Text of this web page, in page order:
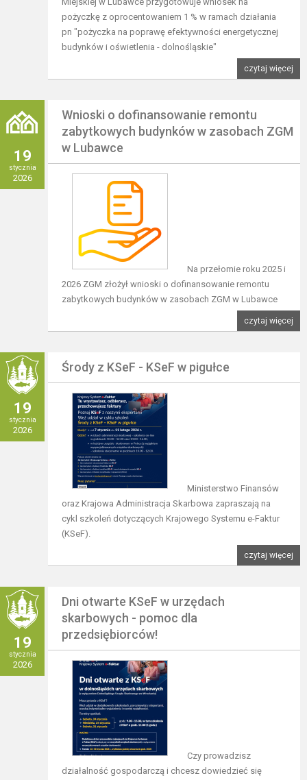
pożyczkę z oprocentowaniem 1 % w ramach działania
pn "pożyczka na poprawę efektywności energetycznej
budynków i oświetlenia - dolnośląskie"
czytaj więcej
19
stycznia
2026
Wnioski o dofinansowanie remontu
zabytkowych budynków w zasobach ZGM
w Lubawce
Na przełomie roku 2025 i
2026 ZGM złożył wnioski o dofinansowanie remontu
zabytkowych budynków w zasobach ZGM w Lubawce
czytaj więcej
19
stycznia
2026
Środy z KSeF - KSeF w pigułce
Ministerstwo Finansów
oraz Krajowa Administracja Skarbowa zapraszają na
cykl szkoleń dotyczących Krajowego Systemu e-Faktur
(KSeF).
czytaj więcej
19
stycznia
2026
Dni otwarte KSeF w urzędach
skarbowych - pomoc dla
przedsiębiorców!
Czy prowadzisz
działalność gospodarczą i chcesz dowiedzieć się